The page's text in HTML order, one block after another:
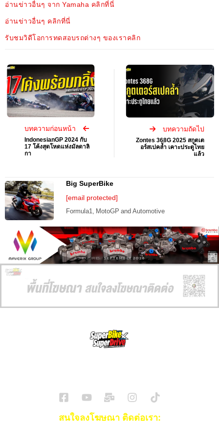
อ่านข่าวอื่นๆ จาก Yamaha คลิกที่นี่
อ่านข่าวอื่นๆ คลิกที่นี่
รับชมวิดีโอการทดสอบรถต่างๆ ของเราคลิก
บทความก่อนหน้า
IndonesianGP 2024 กับ
17 โค้งสุดโหดแห่งมัลดาลิ
กา
บทความถัดไป
Zontes 368G 2025 สกูตเต
อร์สเปคล้ำ เคาะประตูไทย
แล้ว
Big SuperBike
[email protected]
Formula1, MotoGP and Automotive
AD EXPIRES: SEPTEMBER 2026
สนใจลงโฆษณา ติดต่อเรา: